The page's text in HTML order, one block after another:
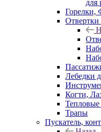
для
Горелки,
Отвертки
Лебедки
Когти,
Трапы
Пускатель,